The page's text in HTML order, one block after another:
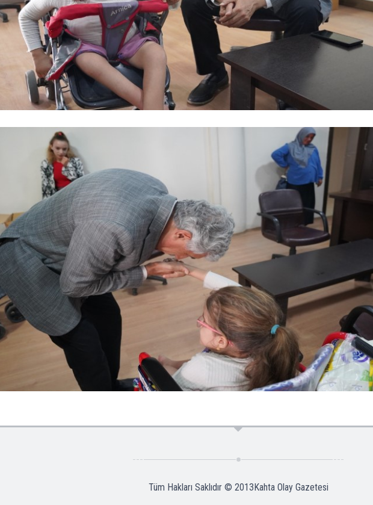
Tüm Hakları Saklıdır © 2013Kahta Olay Gazetesi